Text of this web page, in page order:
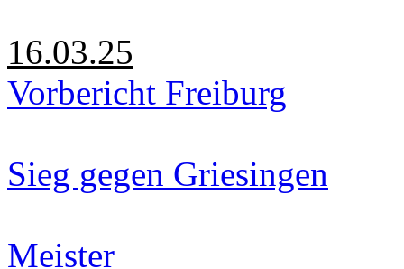
16.03.25
Vorbericht Freiburg
Sieg gegen Griesingen
Meister